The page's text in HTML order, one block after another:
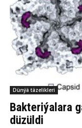
Dünýä täzelikleri
Bakteriýalara
düzüldi